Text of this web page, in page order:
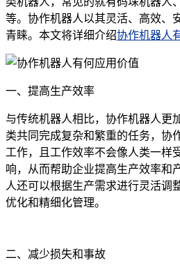
等。协作机器人以其灵活、高效、
青睐。本文将详细介绍协作机器人
一、提高生产效率
与传统机器人相比，协作机器人更
类共同完成复杂和繁重的任务，协
工作，且工作效率不会像人类一样
响，从而帮助企业提高生产效率和
人还可以根据生产需求进行灵活调
优化和精细化管理。
二、减少损失和事故